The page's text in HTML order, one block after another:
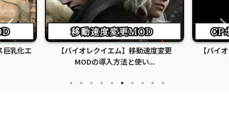
巨乳化エ
【バイオレクイエム】移動速度変更
MODの導入方法と使い...
【バイ